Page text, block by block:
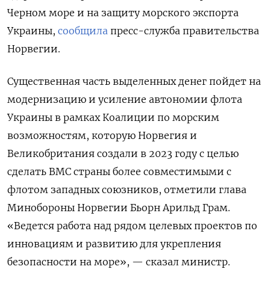
Черном море и на защиту морского экспорта
Украины, сообщила пресс-служба правительства
Норвегии.
Существенная часть выделенных денег пойдет на
модернизацию и усиление автономии флота
Украины в рамках Коалиции по морским
возможностям, которую Норвегия и
Великобритания создали в 2023 году с целью
сделать ВМС страны более совместимыми с
флотом западных союзников, отметили глава
Минобороны Норвегии Бьорн Арильд Грам.
«Ведется работа над рядом целевых проектов по
инновациям и развитию для укрепления
безопасности на море», — сказал министр.